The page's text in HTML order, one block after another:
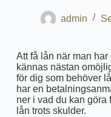
admin
Att få lån när man
kännas nästan
för dig som behöver
har en
ner i vad du kan göra
lån trots skulder.